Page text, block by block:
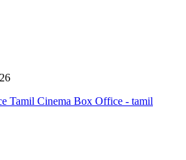
Tamil Cinema Box Office - tamil